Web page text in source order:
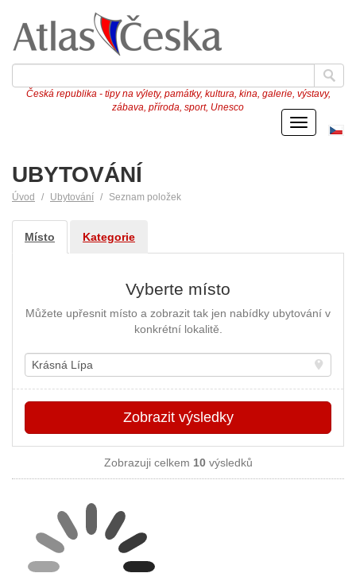
Česká republika - tipy na výlety, památky, kultura, kina, galerie, výstavy,
zábava, příroda, sport, Unesco
Menu
UBYTOVÁNÍ
Úvod Ubytování Seznam položek
Místo Kategorie
Vyberte místo
Můžete upřesnit místo a zobrazit tak jen nabídky ubytování v
konkrétní lokalitě.
Místo
Zobrazit výsledky
Zobrazuji celkem 10výsledků